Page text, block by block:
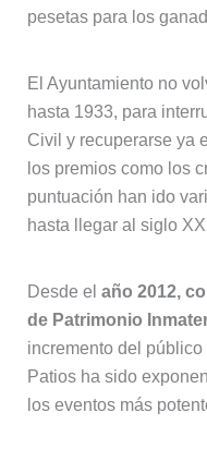
pesetas para los
El Ayuntamiento no
hasta 1933, para
Civil y recuperarse ya
los premios como los
puntuación han ido
hasta llegar al siglo
Desde el año 2012,
de Patrimonio
incremento del
Patios ha sido
los eventos más